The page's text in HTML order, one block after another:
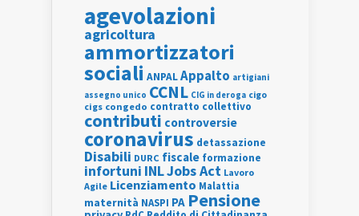
agevolazioni
agricoltura
ammortizzatori
sociali ANPALAppalto artigiani
assegno unico CCNL CIG in deroga cigo
cigs congedo contratto collettivo
contributi controversie
coronavirus detassazione
Disabili DURC fiscale formazione
infortuni INLJobs Act Lavoro
Agile Licenziamento Malattia
maternità NASPI PA Pensione